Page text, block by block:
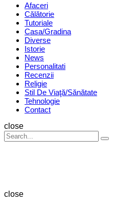
Menu Afaceri
Călătorie
Tutoriale
Casa/Gradina
Diverse
Istorie
News
Personalitati
Recenzii
Religie
Stil De Viaţă/Sănătate
Tehnologie
Contact
Search
close
Search
for:
Search
close